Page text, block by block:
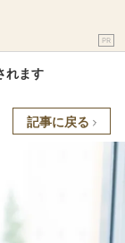
PR
れます
記事に戻る